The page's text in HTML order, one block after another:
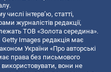
числі інтерв’ю, статті,
журналістів редакції,
ТОВ «Золота середина».
Getty Images редакція має
України «Про авторські
права без письмового
вони не